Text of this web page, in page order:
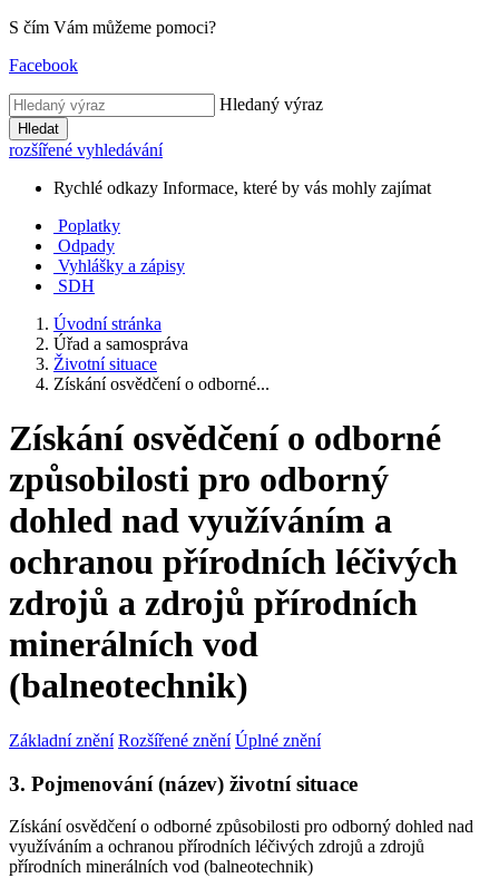
S čím Vám můžeme pomoci?
Facebook
Hledaný výraz
Hledat
rozšířené vyhledávání
Rychlé odkazy Informace, které by vás mohly zajímat
Poplatky
Odpady
Vyhlášky a zápisy
SDH
Úvodní stránka
Úřad a samospráva
Životní situace
Získání osvědčení o odborné...
Získání osvědčení o odborné
způsobilosti pro odborný
dohled nad využíváním a
ochranou přírodních léčivých
zdrojů a zdrojů přírodních
minerálních vod
(balneotechnik)
Základní znění Rozšířené znění Úplné znění
3. Pojmenování (název) životní situace
Získání osvědčení o odborné způsobilosti pro odborný dohled nad
využíváním a ochranou přírodních léčivých zdrojů a zdrojů
přírodních minerálních vod (balneotechnik)